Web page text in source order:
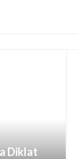
Diklat